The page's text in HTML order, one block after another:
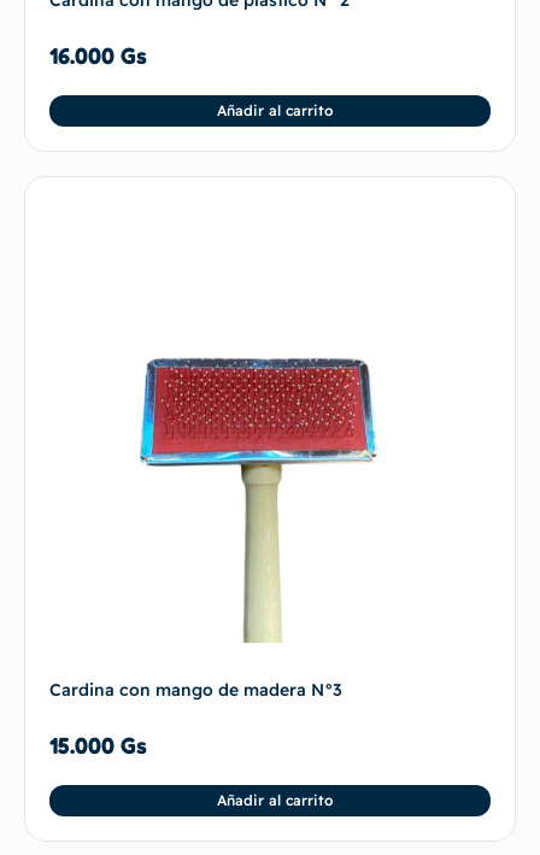
16.000 Gs
Añadir al carrito
Cardina con mango de madera N°3
15.000 Gs
Añadir al carrito